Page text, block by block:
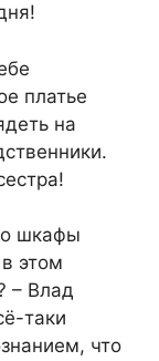
платье
на
шкафы
этом
– Влад
таки
что